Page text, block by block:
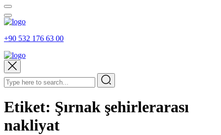
+90 532 176 63 00
Etiket: Şırnak şehirlerarası
nakliyat